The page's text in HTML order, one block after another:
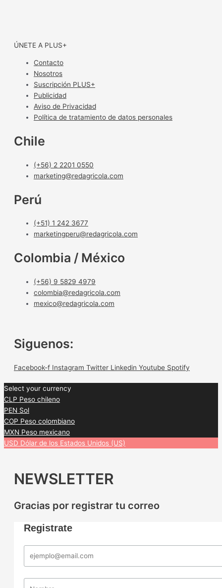
ÚNETE A PLUS+
Contacto
Nosotros
Suscripción PLUS+
Publicidad
Aviso de Privacidad
Política de tratamiento de datos personales
Chile
(+56) 2 2201 0550
marketing@redagricola.com
Perú
(+51) 1 242 3677
marketingperu@redagricola.com
Colombia / México
(+56) 9 5829 4979
colombia@redagricola.com
mexico@redagricola.com
Siguenos:
Facebook-f Instagram Twitter Linkedin Youtube Spotify
Select your currency
CLP Peso chileno
PEN Sol
COP Peso colombiano
MXN Peso mexicano
USD Dólar de los Estados Unidos (US)
NEWSLETTER
Gracias por registrar tu correo
Registrate